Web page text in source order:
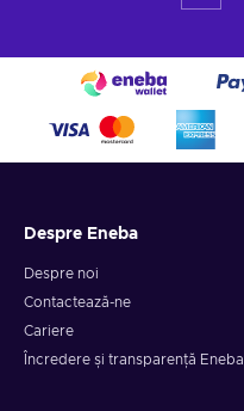
Despre Eneba
Despre noi
Contactează-ne
Cariere
Încredere și transparență Eneba